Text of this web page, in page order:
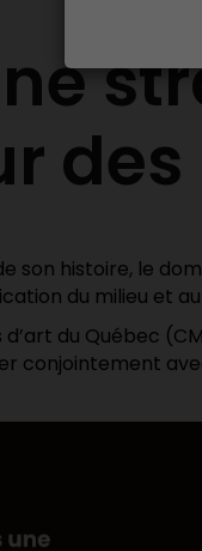
son histoire, le
du milieu et au
d’art du Québec
conjointement